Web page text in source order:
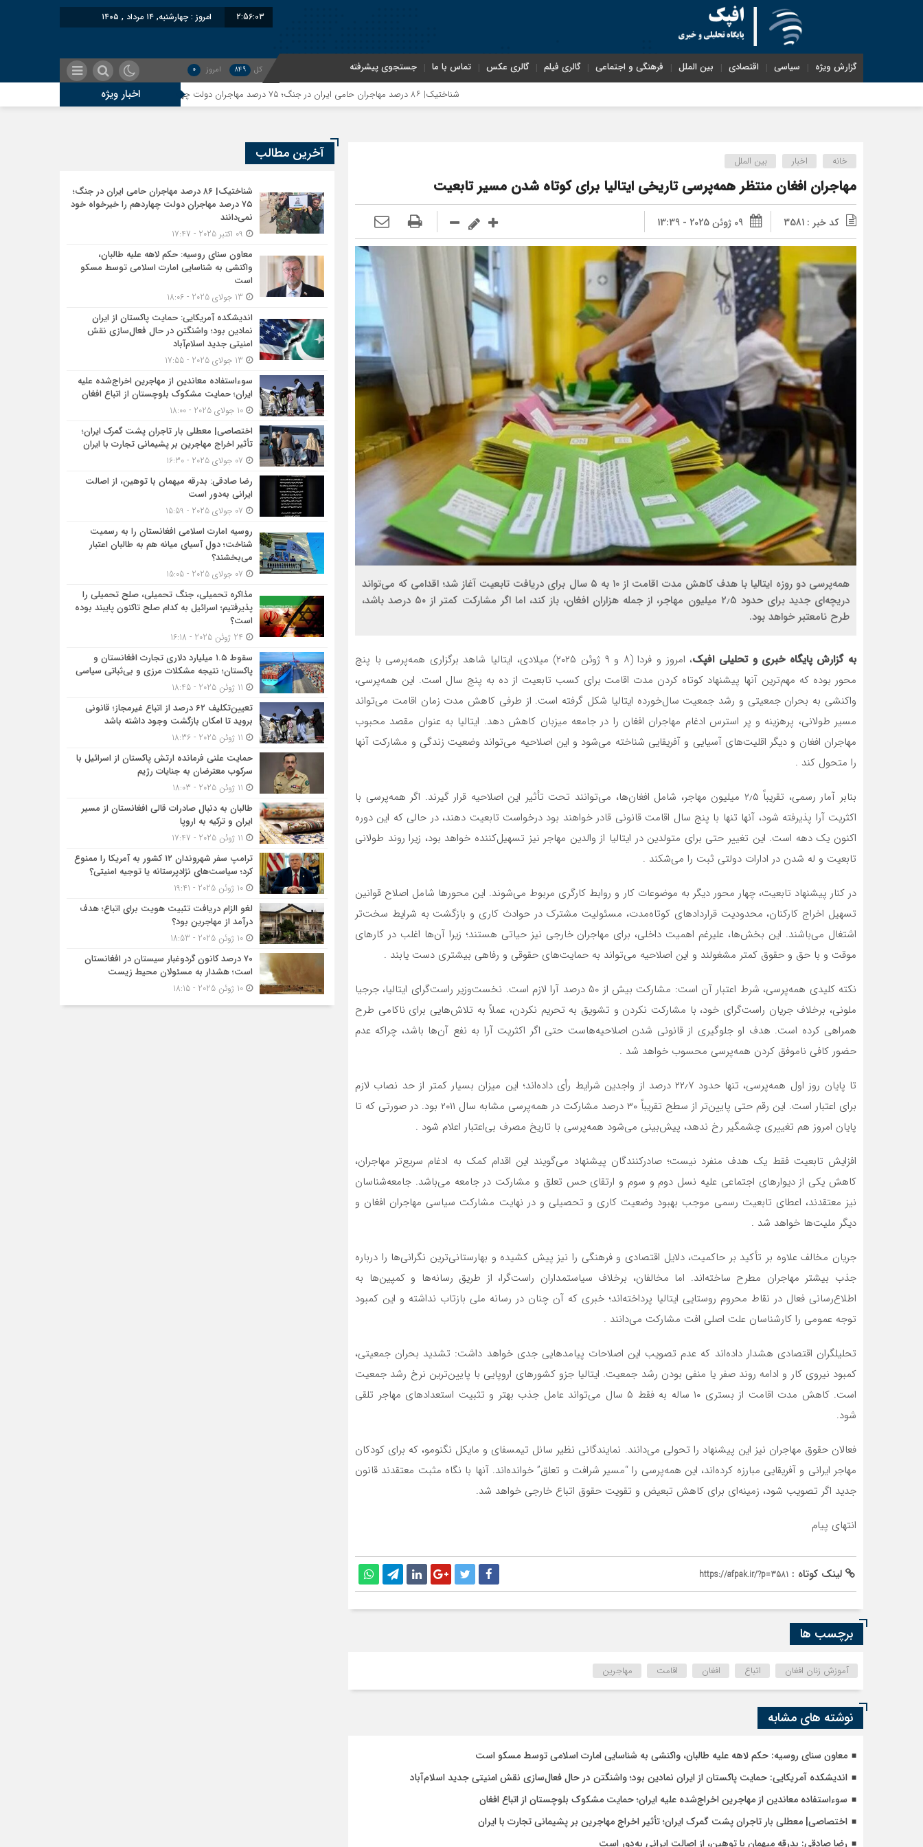
2:56:04 امروز : چهارشنبه, ۱۴ مرداد , ۱۴۰۵
گزارش ویژه سیاسی اقتصادی بین الملل فرهنگی و اجتماعی گالری فیلم گالری عکس تماس با ما جستجوی پیشرفته کل 849 امروز 0
اخبار ویژه
خانه اخبار بین الملل
مهاجران افغان منتظر همه‌پرسی تاریخی ایتالیا برای کوتاه شدن مسیر تابعیت
کد خبر : 3581 09 ژوئن 2025 - 13:39
همه‌پرسی دو روزه ایتالیا با هدف کاهش مدت اقامت از ۱۰ به ۵ سال برای دریافت تابعیت آغاز شد؛ اقدامی که می‌تواند
دریچه‌ای جدید برای حدود ۲٫۵ میلیون مهاجر، از جمله هزاران افغان، باز کند، اما اگر مشارکت کمتر از ۵۰ درصد باشد،
طرح نامعتبر خواهد بود.
به گزارش پایگاه خبری و تحلیلی افپک
، امروز و فردا (۸ و ۹ ژوئن ۲۰۲۵) میلادی، ایتالیا شاهد برگزاری همه‌پرسی با پنج
محور بوده که مهم‌ترین آنها پیشنهاد کوتاه کردن مدت اقامت برای کسب تابعیت از ده به پنج سال است. این همه‌پرسی،
واکنشی به بحران جمعیتی و رشد جمعیت سال‌خورده ایتالیا شکل گرفته است. از طرفی کاهش مدت زمان اقامت می‌تواند
مسیر طولانی، پرهزینه و پر استرس ادغام مهاجران افغان را در جامعه میزبان کاهش دهد. ایتالیا به عنوان مقصد محبوب
مهاجران افغان و دیگر اقلیت‌های آسیایی و آفریقایی شناخته می‌شود و این اصلاحیه می‌تواند وضعیت زندگی و مشارکت آنها
را متحول کند .
بنابر آمار رسمی، تقریباً ۲٫۵ میلیون مهاجر، شامل افغان‌ها، می‌توانند تحت تأثیر این اصلاحیه قرار گیرند. اگر همه‌پرسی با
اکثریت آرا پذیرفته شود، آنها تنها با پنج سال اقامت قانونی قادر خواهند بود درخواست تابعیت دهند، در حالی که این دوره
اکنون یک دهه است. این تغییر حتی برای متولدین در ایتالیا از والدین مهاجر نیز تسهیل‌کننده خواهد بود، زیرا روند طولانی
تابعیت و له شدن در ادارات دولتی ثبت را می‌شکند .
در کنار پیشنهاد تابعیت، چهار محور دیگر به موضوعات کار و روابط کارگری مربوط می‌شوند. این محورها شامل اصلاح قوانین
تسهیل اخراج کارکنان، محدودیت قراردادهای کوتاه‌مدت، مسئولیت مشترک در حوادث کاری و بازگشت به شرایط سخت‌تر
اشتغال می‌باشند. این بخش‌ها، علیرغم اهمیت داخلی، برای مهاجران خارجی نیز حیاتی هستند؛ زیرا آن‌ها اغلب در کارهای
موقت و با حق و حقوق کمتر مشغولند و این اصلاحیه می‌تواند به حمایت‌های حقوقی و رفاهی بیشتری دست یابند .
نکته کلیدی همه‌پرسی، شرط اعتبار آن است: مشارکت بیش از ۵۰ درصد آرا لازم است. نخست‌وزیر راست‌گرای ایتالیا، جرجیا
ملونی، برخلاف جریان راست‌گرای خود، با مشارکت نکردن و تشویق به تحریم نکردن، عملاً به تلاش‌هایی برای ناکامی طرح
همراهی کرده است. هدف او جلوگیری از قانونی شدن اصلاحیه‌هاست حتی اگر اکثریت آرا به نفع آن‌ها باشد، چراکه عدم
حضور کافی ناموفق کردن همه‌پرسی محسوب خواهد شد .
تا پایان روز اول همه‌پرسی، تنها حدود ۲۲٫۷ درصد از واجدین شرایط رأی داده‌اند؛ این میزان بسیار کمتر از حد نصاب لازم
برای اعتبار است. این رقم حتی پایین‌تر از سطح تقریباً ۳۰ درصد مشارکت در همه‌پرسی مشابه سال ۲۰۱۱ بود. در صورتی که تا
پایان امروز هم تغییری چشمگیر رخ ندهد، پیش‌بینی می‌شود همه‌پرسی با تاریخ مصرف بی‌اعتبار اعلام شود .
افزایش تابعیت فقط یک هدف منفرد نیست؛ صادرکنندگان پیشنهاد می‌گویند این اقدام کمک به ادغام سریع‌تر مهاجران،
کاهش یکی از دیوارهای اجتماعی علیه نسل دوم و سوم و ارتقای حس تعلق و مشارکت در جامعه می‌باشد. جامعه‌شناسان
نیز معتقدند، اعطای تابعیت رسمی موجب بهبود وضعیت کاری و تحصیلی و در نهایت مشارکت سیاسی مهاجران افغان و
دیگر ملیت‌ها خواهد شد .
جریان مخالف علاوه بر تأکید بر حاکمیت، دلایل اقتصادی و فرهنگی را نیز پیش کشیده و بهارستانی‌ترین نگرانی‌ها را درباره
جذب بیشتر مهاجران مطرح ساخته‌اند. اما مخالفان، برخلاف سیاستمداران راست‌گرا، از طریق رسانه‌ها و کمپین‌ها به
اطلاع‌رسانی فعال در نقاط محروم روستایی ایتالیا پرداخته‌اند؛ خبری که آن چنان در رسانه ملی بازتاب نداشته و این کمبود
توجه عمومی را کارشناسان علت اصلی افت مشارکت می‌دانند .
تحلیلگران اقتصادی هشدار داده‌اند که عدم تصویب این اصلاحات پیامدهایی جدی خواهد داشت: تشدید بحران جمعیتی،
کمبود نیروی کار و ادامه روند صفر یا منفی بودن رشد جمعیت. ایتالیا جزو کشورهای اروپایی با پایین‌ترین نرخ رشد جمعیت
است. کاهش مدت اقامت از بستری ۱۰ ساله به فقط ۵ سال می‌تواند عامل جذب بهتر و تثبیت استعدادهای مهاجر تلقی
شود.
فعالان حقوق مهاجران نیز این پیشنهاد را تحولی می‌دانند. نمایندگانی نظیر سانل تیمسفای و مایکل نگنومو، که برای کودکان
مهاجر ایرانی و آفریقایی مبارزه کرده‌اند، این همه‌پرسی را “مسیر شرافت و تعلق” خوانده‌اند. آنها با نگاه مثبت معتقدند قانون
جدید اگر تصویب شود، زمینه‌ای برای کاهش تبعیض و تقویت حقوق اتباع خارجی خواهد شد.
انتهای پیام
لینک کوتاه : https://afpak.ir/?p=3581
برچسب ها
آموزش زنان افغان اتباع افغان اقامت مهاجرین
نوشته های مشابه
معاون سنای روسیه: حکم لاهه علیه طالبان، واکنشی به شناسایی امارت اسلامی توسط مسکو است
اندیشکده آمریکایی: حمایت پاکستان از ایران نمادین بود؛ واشنگتن در حال فعال‌سازی نقش امنیتی جدید اسلام‌آباد
سوءاستفاده معاندین از مهاجرین اخراج‌شده علیه ایران؛ حمایت مشکوک بلوچستان از اتباع افغان
اختصاصی| معطلی بار تاجران پشت گمرک ایران؛ تأثیر اخراج مهاجرین بر پشیمانی تجارت با ایران
رضا صادقی: بدرقه میهمان با توهین، از اصالت ایرانی به‌دور است
آخرین مطالب
شناختیک| ۸۶ درصد مهاجران حامی ایران در جنگ؛
۷۵ درصد مهاجران دولت چهاردهم را خیرخواه خود
نمی‌دانند
معاون سنای روسیه: حکم لاهه علیه طالبان،
واکنشی به شناسایی امارت اسلامی توسط مسکو
است
اندیشکده آمریکایی: حمایت پاکستان از ایران
نمادین بود؛ واشنگتن در حال فعال‌سازی نقش
امنیتی جدید اسلام‌آباد
سوءاستفاده معاندین از مهاجرین اخراج‌شده علیه
ایران؛ حمایت مشکوک بلوچستان از اتباع افغان
10 جولای 2025 - 18:00
اختصاصی| معطلی بار تاجران پشت گمرک ایران؛
تأثیر اخراج مهاجرین بر پشیمانی تجارت با ایران
رضا صادقی: بدرقه میهمان با توهین، از اصالت
ایرانی به‌دور است
روسیه امارت اسلامی افغانستان را به رسمیت
شناخت؛ دول آسیای میانه هم به طالبان اعتبار
می‎‌بخشند؟
مذاکره تحمیلی، جنگ تحمیلی، صلح تحمیلی را
پذیرفتیم؛ اسرائیل به کدام صلح تاکنون پایبند بوده
است؟
سقوط ۱.۵ میلیارد دلاری تجارت افغانستان و
پاکستان؛ نتیجه مشکلات مرزی و بی‌ثباتی سیاسی
تعیین‌تکلیف ۶۲ درصد از اتباع غیرمجاز؛ قانونی
بروید تا امکان بازگشت وجود داشته باشد
حمایت علنی فرمانده ارتش پاکستان از اسرائیل با
سرکوب معترضان به جنایات رژیم
طالبان به دنبال صادرات قالی افغانستان از مسیر
ایران و ترکیه به اروپا
ترامپ سفر شهروندان ۱۲ کشور به آمریکا را ممنوع
کرد؛ سیاست‌های نژادپرستانه یا توجیه امنیتی؟
10 ژوئن 2025 - 19:41
لغو الزام دریافت تثبیت هویت برای اتباع؛ هدف
درآمد از مهاجرین بود؟
10 ژوئن 2025 - 18:53
۷۰ درصد کانون گردوغبار سیستان در افغانستان
است؛ هشدار به مسئولان محیط زیست
10 ژوئن 2025 - 18:15